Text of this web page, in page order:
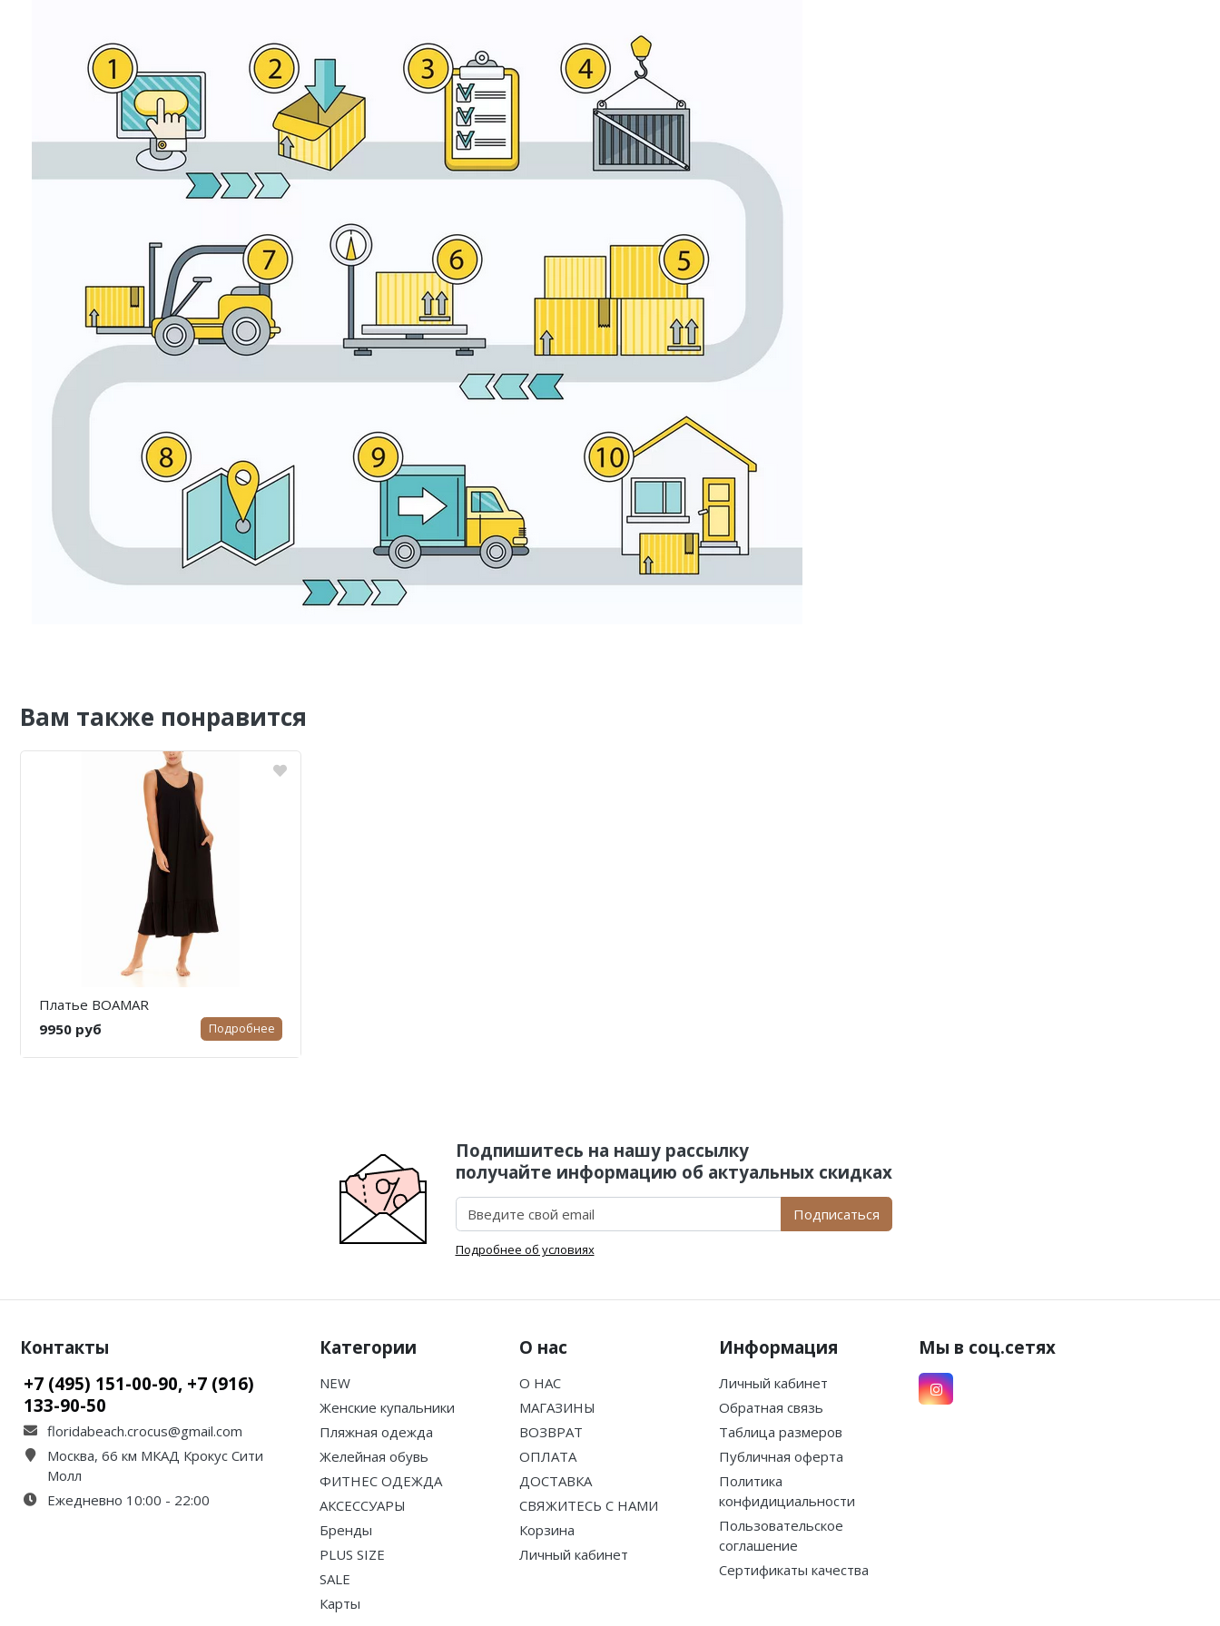
Вам также понравится
Платье BOAMAR
9950 руб
Подробнее
Подпишитесь на нашу рассылку
получайте информацию об актуальных скидках
Подписаться
Подробнее об условиях
Контакты
+7 (495) 151-00-90, +7 (916)
133-90-50
floridabeach.crocus@gmail.com
Москва, 66 км МКАД Крокус Сити
Молл
Ежедневно 10:00 - 22:00
Категории
NEW
Женские купальники
Пляжная одежда
Желейная обувь
ФИТНЕС ОДЕЖДА
АКСЕССУАРЫ
Бренды
PLUS SIZE
SALE
Карты
О нас
О НАС
МАГАЗИНЫ
ВОЗВРАТ
ОПЛАТА
ДОСТАВКА
СВЯЖИТЕСЬ С НАМИ
Корзина
Личный кабинет
Информация
Личный кабинет
Обратная связь
Таблица размеров
Публичная оферта
Политика
конфидициальности
Пользовательское
соглашение
Сертификаты качества
Мы в соц.сетях